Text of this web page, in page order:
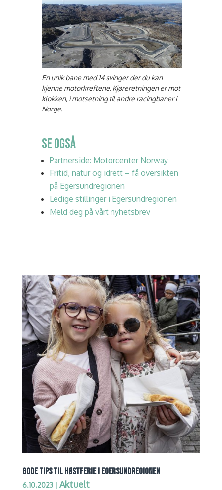
En unik bane med 14 svinger der du kan
kjenne motorkreftene. Kjøreretningen er mot
klokken, i motsetning til andre racingbaner i
Norge.
SE OGSÅ
Partnerside: Motorcenter Norway
Fritid, natur og idrett – få oversikten
på Egersundregionen
Ledige stillinger i Egersundregionen
Meld deg på vårt nyhetsbrev
GODE TIPS TIL HØSTFERIE I EGERSUNDREGIONEN
6.10.2023| Aktuelt